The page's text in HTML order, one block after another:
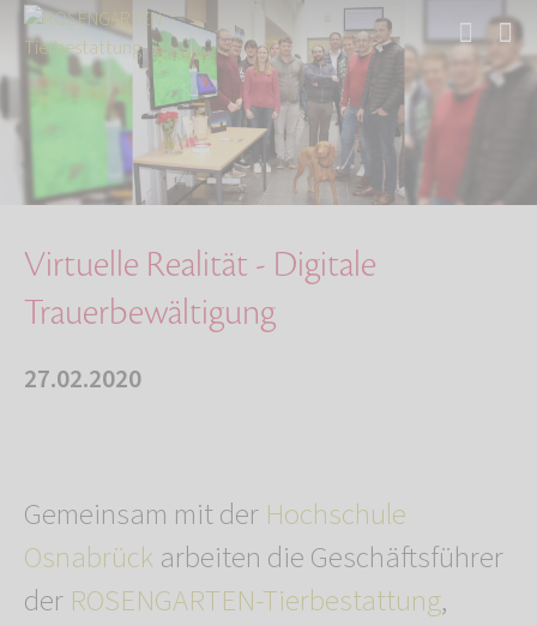
Über uns
Aktuelles
Virtuelle Realität - Digitale Trauerbewältigu…
Virtuelle Realität - Digitale
Trauerbewältigung
27.02.2020
Gemeinsam mit der Hochschule
Osnabrückarbeiten die Geschäftsführer
der ROSENGARTEN-Tierbestattung,